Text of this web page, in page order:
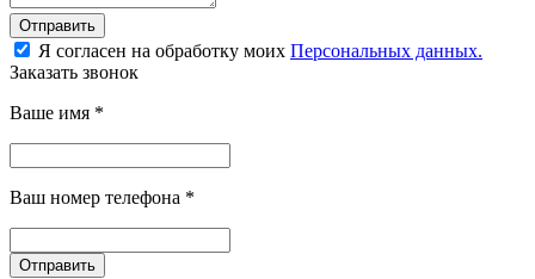
Отправить
Я согласен на обработку моих Персональных данных.
Заказать звонок
Ваше имя *
Ваш номер телефона *
Отправить